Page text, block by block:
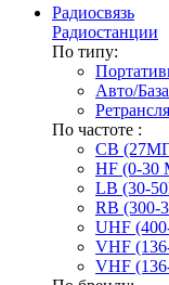
Радиосвязь
Радиостанции
По типу:
Авто/База
По частоте :
CB
HF (0-30
LB (30-
RB (300-
UHF
VHF
VHF